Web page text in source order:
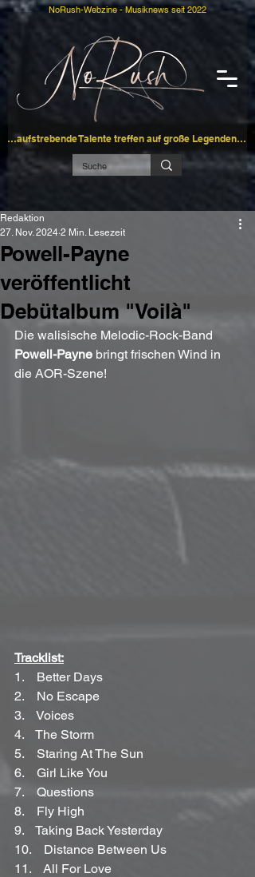
…aufstrebende Talente treffen auf große Legenden…
NoRush-Webzine - Musiknews seit 2022
Powell-Payne
veröffentlicht
Debütalbum "Voilà"
Redaktion
27. Nov. 2024 2 Min. Lesezeit
Die walisische Melodic-Rock-Band
Powell-Payne bringt frischen Wind in
die AOR-Szene!
Tracklist:
1.    Better Days
2.    No Escape
3.    Voices
4.    The Storm
5.    Staring At The Sun
6.    Girl Like You
7.    Questions
8.    Fly High
9.    Taking Back Yesterday
10.    Distance Between Us
11.    All For Love